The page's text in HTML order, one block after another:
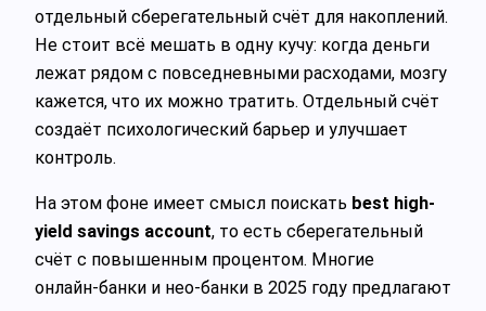
отдельный сберегательный счёт для накоплений.
Не стоит всё мешать в одну кучу: когда деньги
лежат рядом с повседневными расходами, мозгу
кажется, что их можно тратить. Отдельный счёт
создаёт психологический барьер и улучшает
контроль.
На этом фоне имеет смысл поискать best high-
yield savings account, то есть сберегательный
счёт с повышенным процентом. Многие
онлайн‑банки и нео‑банки в 2025 году предлагают